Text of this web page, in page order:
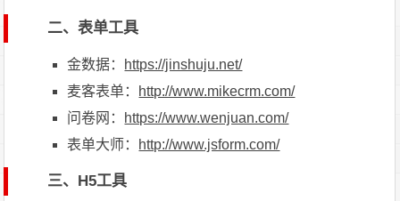
二、表单工具
金数据： https://jinshuju.net/
麦客表单： http://www.mikecrm.com/
问卷网： https://www.wenjuan.com/
表单大师： http://www.jsform.com/
三、H5工具